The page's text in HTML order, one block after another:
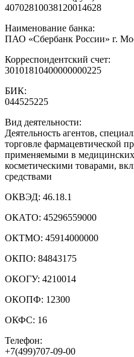
40702810038120014628
Наименование банка:
ПАО «Сбербанк России» г.
Корреспондентский счет:
30101810400000000225
БИК:
044525225
Вид деятельности:
Деятельность агентов,
торговле фармацевтической
применяемыми в
косметическими товарами,
средствами
ОКВЭД: 46.18.1
ОКАТО: 45296559000
ОКТМО: 45914000000
ОКПО: 84843175
ОКОГУ: 4210014
ОКОПФ: 12300
ОКФС: 16
Телефон:
+7(499)707-09-00